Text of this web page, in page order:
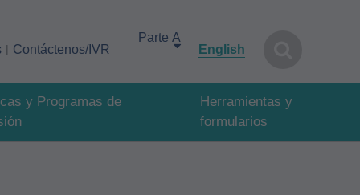
Contáctenos/IVR
English
y Programas de
Herramientas y
formularios